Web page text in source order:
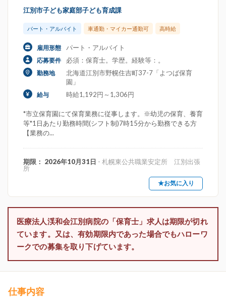
江別市子ども家庭部子ども育成課
パート・アルバイト 車通勤・マイカー通勤可 高時給
雇用形態 パート・アルバイト
応募要件 必須：保育士。学歴。経験等：。
勤務地
北海道江別市野幌住吉町37-7「よつば保育
園」
給与 時給1,192円～1,306円
*市立保育園にて保育業務に従事します。※幼児の保育、養育
等*1日あたり勤務時間(シフト制)7時15分から勤務できる方
【業務の...
期限： 2026年10月31日 - 札幌東公共職業安定所 江別出張
所
★お気に入り
医療法人渓和会江別病院の「保育士」求人は期限が切れ
ています。又は、有効期限内であった場合でもハローワ
ークでの募集を取り下げています。
仕事内容